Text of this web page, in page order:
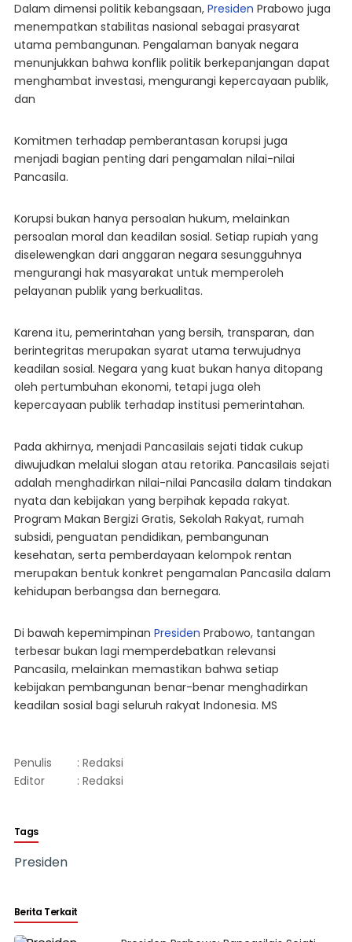
Dalam dimensi politik kebangsaan, Presiden Prabowo juga
menempatkan stabilitas nasional sebagai prasyarat
utama pembangunan. Pengalaman banyak negara
menunjukkan bahwa konflik politik berkepanjangan dapat
menghambat investasi, mengurangi kepercayaan publik,
dan
Komitmen terhadap pemberantasan korupsi juga
menjadi bagian penting dari pengamalan nilai-nilai
Pancasila.
Korupsi bukan hanya persoalan hukum, melainkan
persoalan moral dan keadilan sosial. Setiap rupiah yang
diselewengkan dari anggaran negara sesungguhnya
mengurangi hak masyarakat untuk memperoleh
pelayanan publik yang berkualitas.
Karena itu, pemerintahan yang bersih, transparan, dan
berintegritas merupakan syarat utama terwujudnya
keadilan sosial. Negara yang kuat bukan hanya ditopang
oleh pertumbuhan ekonomi, tetapi juga oleh
kepercayaan publik terhadap institusi pemerintahan.
Pada akhirnya, menjadi Pancasilais sejati tidak cukup
diwujudkan melalui slogan atau retorika. Pancasilais sejati
adalah menghadirkan nilai-nilai Pancasila dalam tindakan
nyata dan kebijakan yang berpihak kepada rakyat.
Program Makan Bergizi Gratis, Sekolah Rakyat, rumah
subsidi, penguatan pendidikan, pembangunan
kesehatan, serta pemberdayaan kelompok rentan
merupakan bentuk konkret pengamalan Pancasila dalam
kehidupan berbangsa dan bernegara.
Di bawah kepemimpinan Presiden Prabowo, tantangan
terbesar bukan lagi memperdebatkan relevansi
Pancasila, melainkan memastikan bahwa setiap
kebijakan pembangunan benar-benar menghadirkan
keadilan sosial bagi seluruh rakyat Indonesia. MS
Penulis
: Redaksi
Editor
: Redaksi
Tags
Presiden
Berita Terkait